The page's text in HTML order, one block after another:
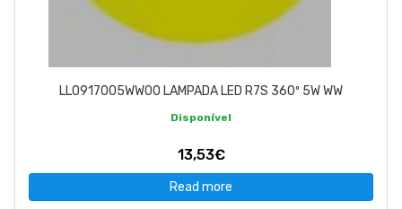
LL0917005WW00 LAMPADA LED R7S 360º 5W WW
Disponível
13,53€
Read more